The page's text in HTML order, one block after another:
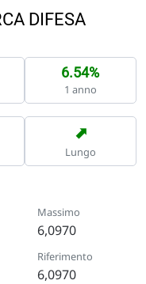
DIFESA
6.54%
1 anno
➡
Lungo
Massimo
6,0970
Riferimento
6,0970